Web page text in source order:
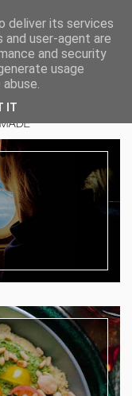
deliver its services
and user-agent are
and security
usage
IT